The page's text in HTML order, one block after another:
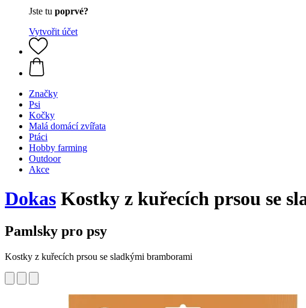
Jste tu poprvé?
Vytvořit účet
Značky
Psi
Kočky
Malá domácí zvířata
Ptáci
Hobby farming
Outdoor
Akce
Dokas Kostky z kuřecích prsou se
Pamlsky pro psy
Kostky z kuřecích prsou se sladkými bramborami